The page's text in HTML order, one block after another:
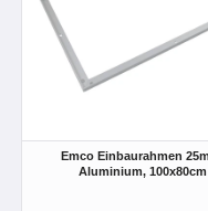
Emco Einbaurahmen
Aluminium, 100x80cm